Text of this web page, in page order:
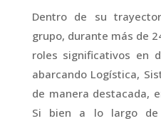
Dentro de su
grupo, durante más de
roles significativos en
abarcando Logística,
de manera destacada,
Si bien a lo largo